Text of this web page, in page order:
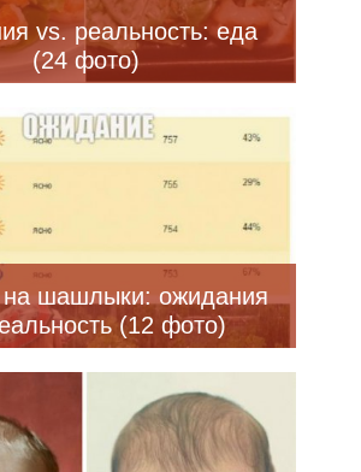
vs. реальность: еда
(24 фото)
на шашлыки: ожидания
(12 фото)